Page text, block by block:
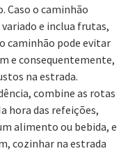
Caso o caminhão
e inclua frutas,
caminhão pode evitar
e consequentemente,
na estrada.
combine as rotas
hora das refeições,
alimento ou bebida, e
cozinhar na estrada